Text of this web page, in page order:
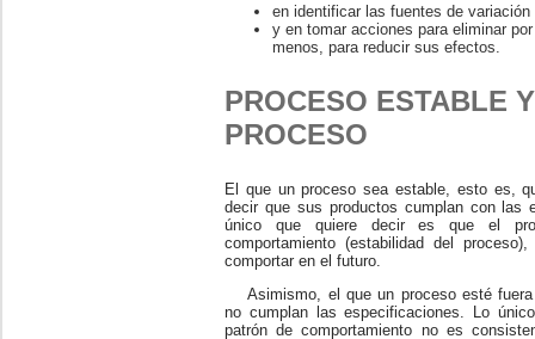
en identificar las fuentes de
y en tomar acciones para eliminar
menos, para reducir sus efectos.
PROCESO ESTABLE
PROCESO
El que un proceso sea estable, esto es,
decir que sus productos cumplan con las
único que quiere decir es que el
comportamiento (estabilidad del
comportar en el futuro.
Asimismo, el que un proceso esté
no cumplan las especificaciones. Lo
patrón de comportamiento no es